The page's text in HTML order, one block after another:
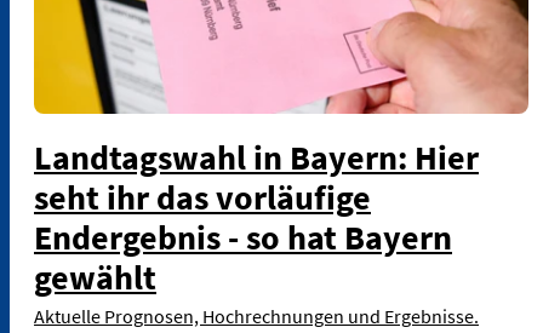
Landtagswahl in Bayern: Hier
seht ihr das vorläufige
Endergebnis - so hat Bayern
gewählt
Aktuelle Prognosen, Hochrechnungen und Ergebnisse.